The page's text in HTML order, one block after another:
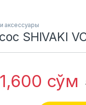
аксессуары
SHIVAKI
сўм